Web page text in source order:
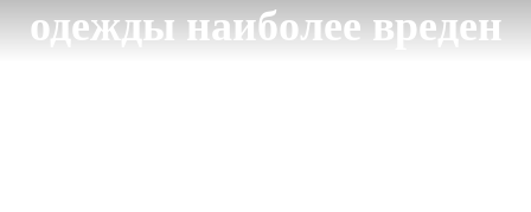
одежды наиболее вреден